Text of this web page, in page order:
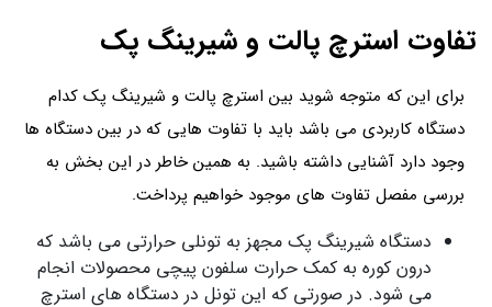
تفاوت استرچ پالت و شیرینگ پک
برای این که متوجه شوید بین استرچ پالت و شیرینگ پک کدام
دستگاه کاربردی می باشد باید با تفاوت هایی که در بین دستگاه ها
وجود دارد آشنایی داشته باشید. به همین خاطر در این بخش به
بررسی مفصل تفاوت های موجود خواهیم پرداخت.
دستگاه شیرینگ پک مجهز به تونلی حرارتی می باشد که
درون کوره به کمک حرارت سلفون پیچی محصولات انجام
می شود. در صورتی که این تونل در دستگاه های استرچ